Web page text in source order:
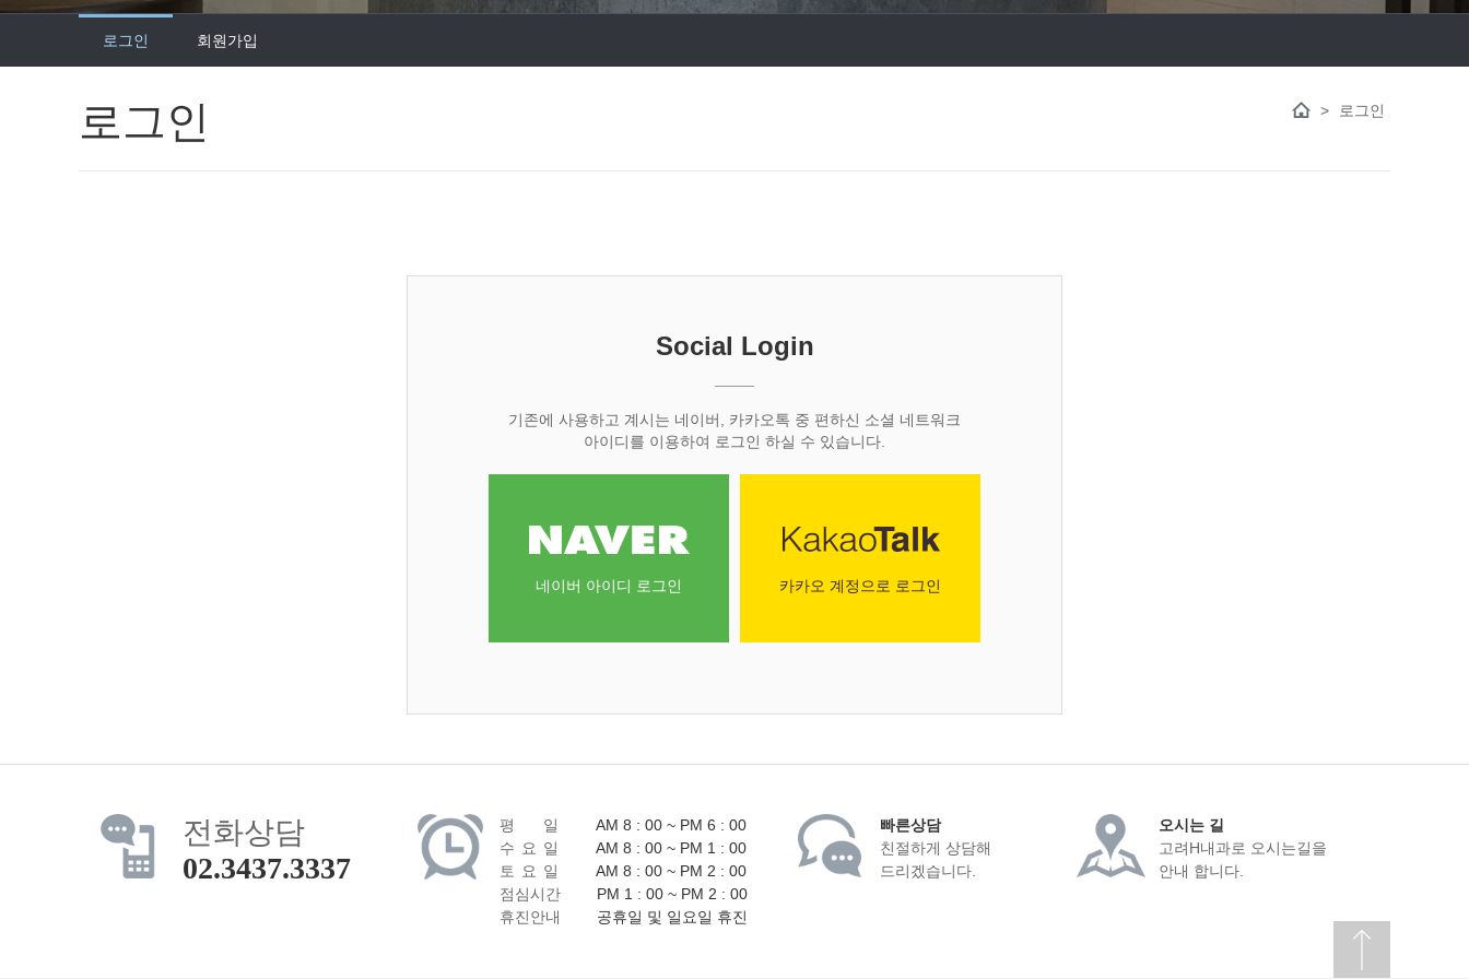
로그인 회원가입
로그인 > 로그인
Social Login
기존에 사용하고 계시는 네이버, 카카오톡 중 편하신 소셜 네트워크
아이디를 이용하여 로그인 하실 수 있습니다.
네이버 아이디 로그인 카카오 계정으로 로그인
전화상담
02.3437.3337
평 일
AM 8 : 00 ~ PM 6 : 00
수 요 일
AM 8 : 00 ~ PM 1 : 00
토 요 일
AM 8 : 00 ~ PM 2 : 00
점심시간
PM 1 : 00 ~ PM 2 : 00
휴진안내
공휴일 및 일요일 휴진
빠른상담
친절하게 상담해
드리겠습니다.
오시는 길
고려H내과로 오시는길을
안내 합니다.